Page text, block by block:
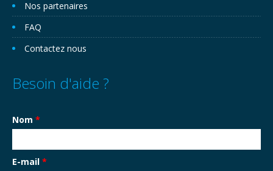
Nos partenaires
FAQ
Contactez nous
Besoin d'aide ?
Nom *
E-mail *